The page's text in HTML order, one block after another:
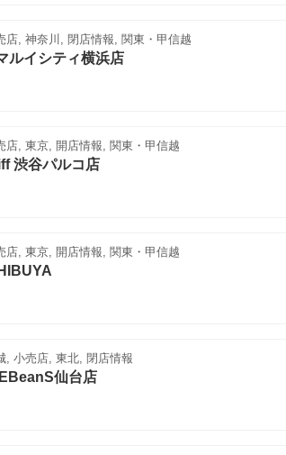
, 神奈川, 閉店情報, 関東・甲信越
ルイシティ横浜店
, 東京, 開店情報, 関東・甲信越
渋谷パルコ店
, 東京, 開店情報, 関東・甲信越
, 小売店, 東北, 閉店情報
仙台店